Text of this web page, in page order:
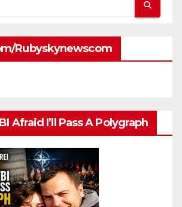
rubyskynewscom
Afraid I’ll Pass A Polygraph